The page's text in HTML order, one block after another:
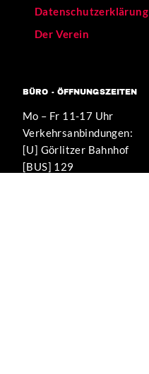
Datenschutzerklärung
Der Verein
BÜRO - ÖFFNUNGSZEITEN
Mo – Fr 11-17 Uhr
Verkehrsanbindungen:
[U] Görlitzer Bahnhof
[BUS] 129